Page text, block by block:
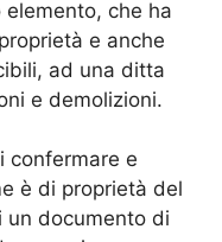
che ha
e anche
ad una ditta
e demolizioni.
confermare e
è di proprietà del
un documento di